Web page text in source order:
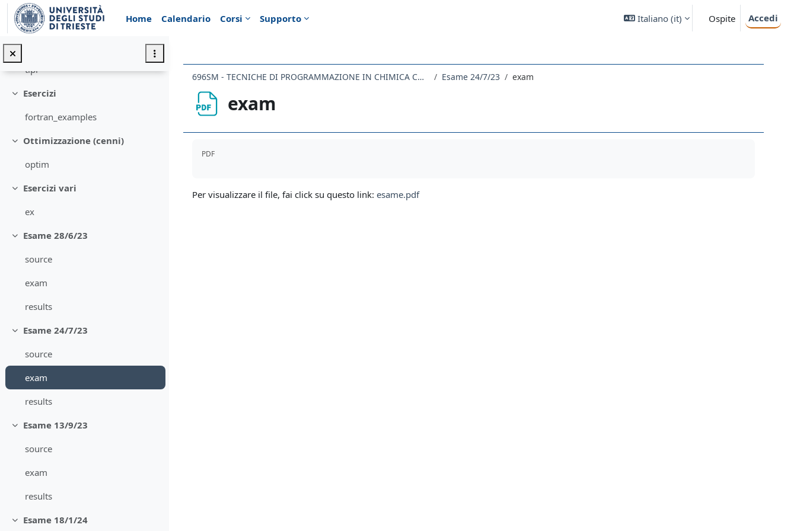
Vai al contenuto principale
Home
Calendario Corsi Supporto Italiano ‎(it)‎ Ospite Accedi
Minimizza
global_make
MinimizzaTipi derivati, formato e files
tipi
Minimizza
Esercizi
fortran_examples
Minimizza
Ottimizzazione (cenni)
optim
Minimizza
Esercizi vari
ex
Minimizza
Esame 28/6/23
source
exam
results
Minimizza
Esame 24/7/23
source
exam
results
Minimizza
Esame 13/9/23
source
exam
results
Minimizza
Esame 18/1/24
696SM - TECNICHE DI PROGRAMMAZIONE IN CHIMICA COMPUTAZIONALE 2022 Esame 24/7/23 exam
exam
PDF
Per visualizzare il file, fai click su questo link: esame.pdf